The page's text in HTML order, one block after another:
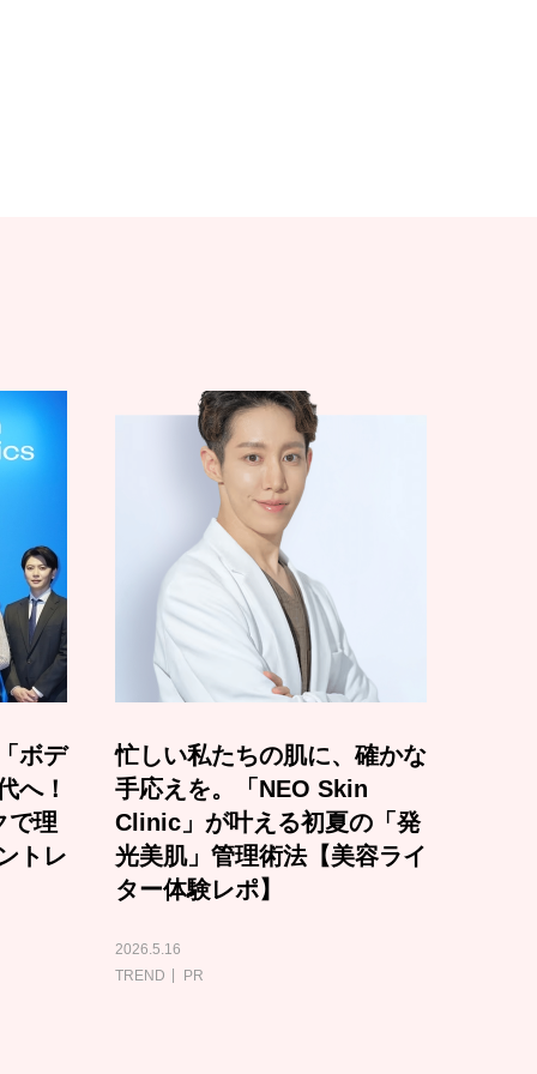
ボデ
へ！
で理
トレ
忙しい私たちの肌に、確かな
手応えを。「NEO Skin
Clinic」が叶える初夏の「発
光美肌」管理術法【美容ライ
ター体験レポ】
2026.5.16
TREND
PR